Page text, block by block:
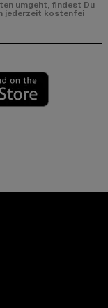
umgeht, findest Du
jederzeit kostenfei